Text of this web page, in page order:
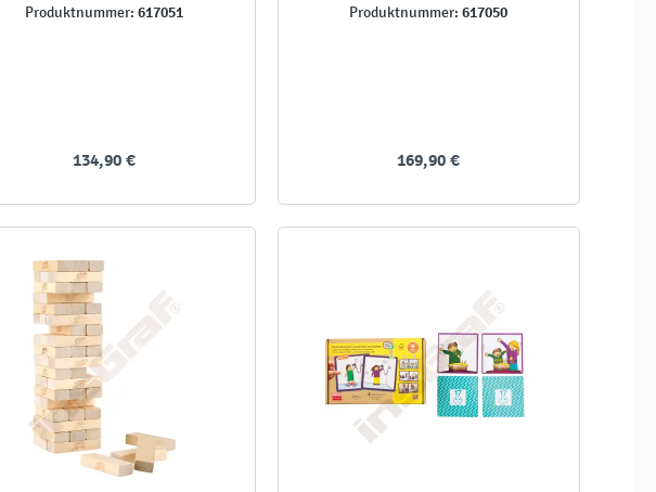
Produktnummer: 617051
134,90 €
Produktnummer: 617050
169,90 €